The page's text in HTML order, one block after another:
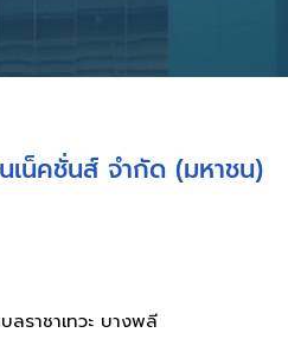
น็คชั่นส์ จำกัด (มหาชน)
ราชาเทวะ บางพลี